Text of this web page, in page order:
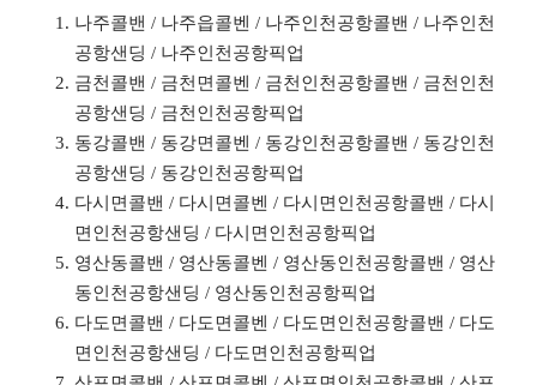
나주콜밴 / 나주읍콜벤 / 나주인천공항콜밴 / 나주인천
공항샌딩 / 나주인천공항픽업
금천콜밴 / 금천면콜벤 / 금천인천공항콜밴 / 금천인천
공항샌딩 / 금천인천공항픽업
동강콜밴 / 동강면콜벤 / 동강인천공항콜밴 / 동강인천
공항샌딩 / 동강인천공항픽업
다시면콜밴 / 다시면콜벤 / 다시면인천공항콜밴 / 다시
면인천공항샌딩 / 다시면인천공항픽업
영산동콜밴 / 영산동콜벤 / 영산동인천공항콜밴 / 영산
동인천공항샌딩 / 영산동인천공항픽업
다도면콜밴 / 다도면콜벤 / 다도면인천공항콜밴 / 다도
면인천공항샌딩 / 다도면인천공항픽업